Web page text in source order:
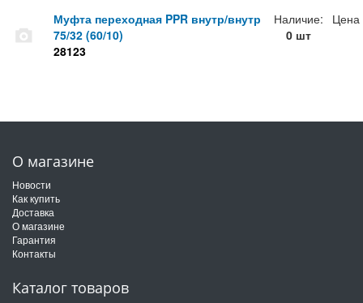
Муфта переходная PPR внутр/внутр
75/32 (60/10)
28123
Наличие:
0 шт
Цена
О магазине
Новости
Как купить
Доставка
О магазине
Гарантия
Контакты
Каталог товаров